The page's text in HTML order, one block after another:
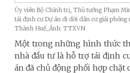
Ủy viên Bộ Chính trị, Thủ tướng Phạm
tái định cư Dự án di dời dân cư giải phóng
Thành Huế_Ảnh: TTXVN
Một trong những hình thức
nhà đầu tư là hỗ trợ tái định
án đã chủ động phối hợp chặt